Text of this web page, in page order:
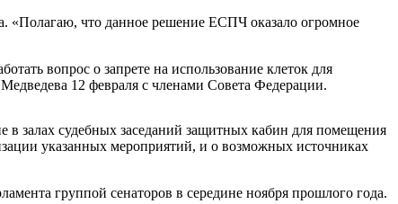
«Полагаю, что данное решение ЕСПЧ оказало огромное
вопрос о запрете на использование клеток для
12 февраля с членами Совета Федерации.
залах судебных заседаний защитных кабин для помещения
указанных мероприятий, и о возможных источниках
группой сенаторов в середине ноября прошлого года.